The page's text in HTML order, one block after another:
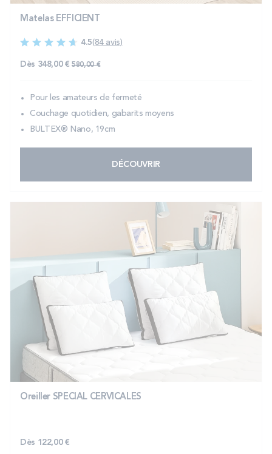
Matelas EFFICIENT
4.5(84 avis)
Dès 348,00 € Prix normal
580,00 €
Pour les amateurs de fermeté
Couchage quotidien, gabarits moyens
BULTEX® Nano, 19cm
DÉCOUVRIR
Oreiller SPECIAL CERVICALES
Dès 122,00 €